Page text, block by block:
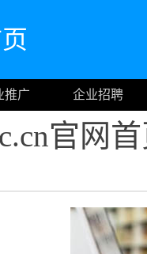
推广 企业招聘
官网